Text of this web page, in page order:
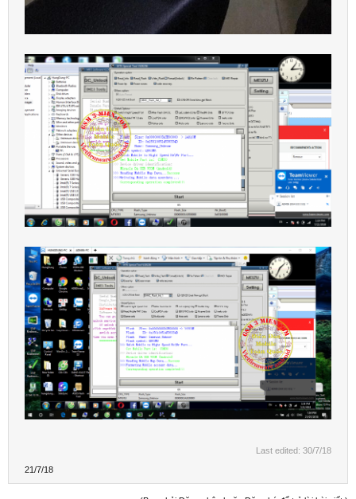
Last edited: 30/7/18
21/7/18